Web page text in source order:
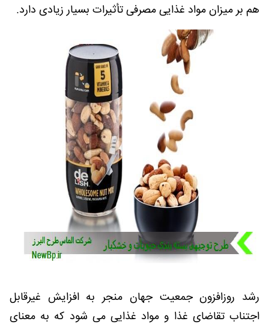
هم بر میزان مواد غذایی مصرفی تأثیرات بسیار زیادی دارد.
رشد روزافزون جمعیت جهان منجر به افزایش غیرقابل
اجتناب تقاضای غذا و مواد غذایی می شود که به معنای